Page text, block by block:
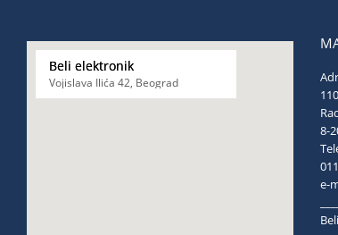
Beli elektronik
Vojislava Ilića 42, Beograd
e-